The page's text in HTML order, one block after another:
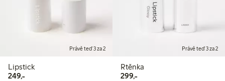
Právě teď 3 za 2
Lipstick
249,-249,00 Kč
Právě teď 3 za 2
Rtěnka
299,-299,00 Kč